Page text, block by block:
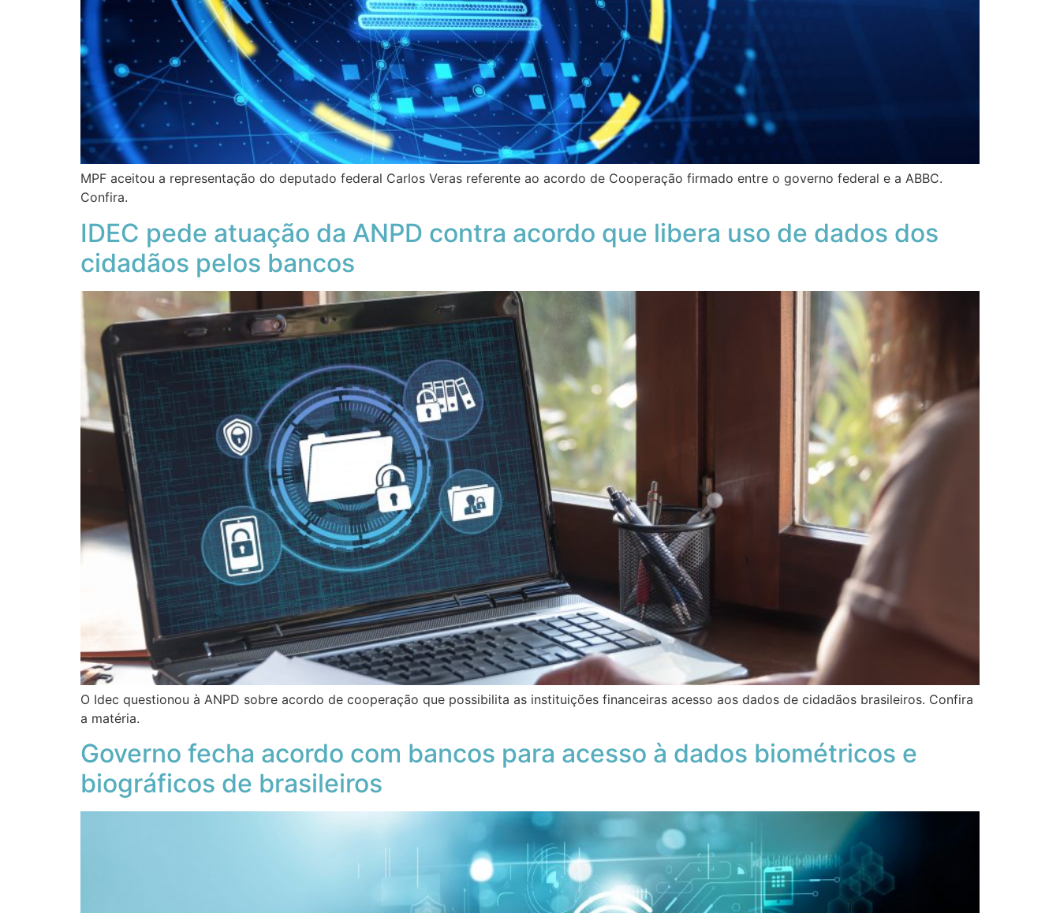
MPF aceitou a representação do deputado federal Carlos Veras referente ao acordo de Cooperação firmado entre o governo federal e a ABBC.
Confira.
IDEC pede atuação da ANPD contra acordo que libera uso de dados dos
cidadãos pelos bancos
O Idec questionou à ANPD sobre acordo de cooperação que possibilita as instituições financeiras acesso aos dados de cidadãos brasileiros. Confira
a matéria.
Governo fecha acordo com bancos para acesso à dados biométricos e
biográficos de brasileiros